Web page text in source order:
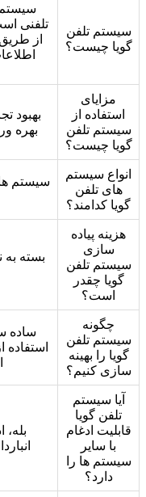
سیستم تلفن
گویا چیست؟
تلفنی
از
مزایای
استفاده از
سیستم تلفن
گویا چیست؟
بهبود
بهره وری،
انواع سیستم
های تلفن
گویا کدامند؟
سیستم
هزینه پیاده
سازی
سیستم تلفن
گویا چقدر
است؟
بسته به
چگونه
سیستم تلفن
گویا را بهینه
سازی کنیم؟
ساده
آیا سیستم
تلفن گویا
قابلیت ادغام
با سایر
سیستم ها را
دارد؟